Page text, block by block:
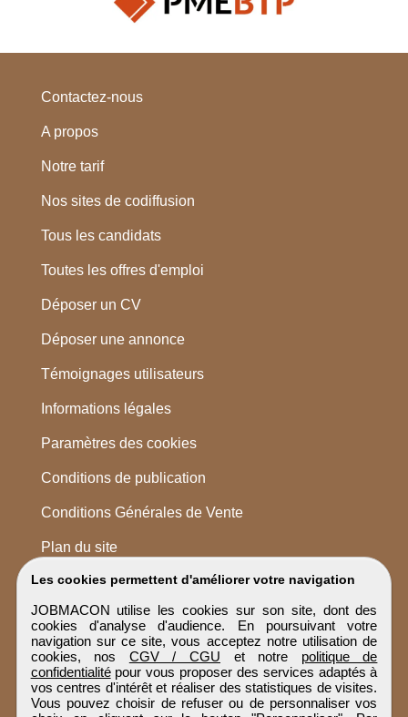
Les cookies permettent d'améliorer votre navigation
JOBMACON utilise les cookies sur son site, dont des
cookies d'analyse d'audience. En poursuivant votre
navigation sur ce site, vous acceptez notre utilisation de
cookies, nos CGV / CGU et notre politique de
confidentialitépour vous proposer des services adaptés à
vos centres d'intérêt et réaliser des statistiques de visites.
Vous pouvez choisir de refuser ou de personnaliser vos
Contactez-nous
A propos
Notre tarif
Nos sites de codiffusion
Tous les candidats
Toutes les offres d'emploi
Déposer un CV
Déposer une annonce
Témoignages utilisateurs
Informations légales
Paramètres des cookies
Conditions de publication
Conditions Générales de Vente
Plan du site